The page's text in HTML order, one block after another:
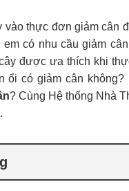
vào thực đơn giảm cân
có nhu cầu giảm
được ưa thích khi
ổi có giảm cân không?
? Cùng Hệ thống Nhà